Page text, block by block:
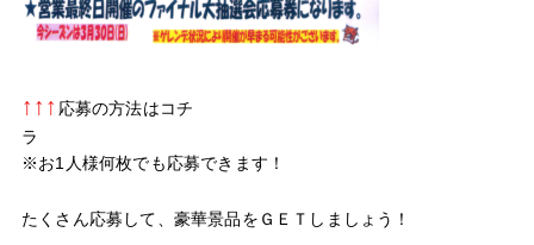
↑↑↑ 応募の方法はコチ
ラ
※お1人様何枚でも応募できます！
たくさん応募して、豪華景品をＧＥＴしましょう！